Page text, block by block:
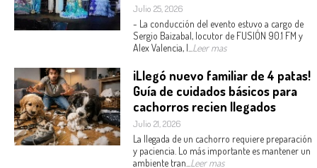
Julio 25, 2026
- La conducción del evento estuvo a cargo de
Sergio Baizabal, locutor de FUSIÓN 90.1 FM y
Alex Valencia, l... Leer mas
¡Llegó nuevo familiar de 4 patas!
Guía de cuidados básicos para
cachorros recien llegados
Julio 21, 2026
La llegada de un cachorro requiere preparación
y paciencia. Lo más importante es mantener un
ambiente tran... Leer mas